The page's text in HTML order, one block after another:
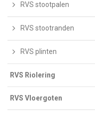
RVS stootpalen
RVS stootranden
RVS plinten
RVS Riolering
RVS Vloergoten